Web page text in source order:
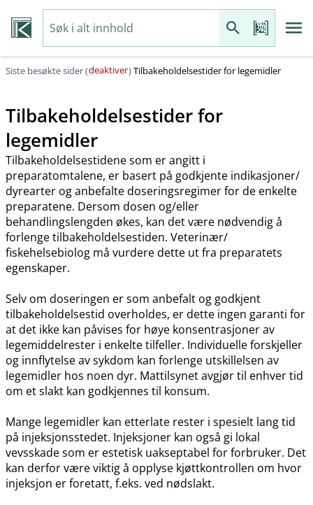
Siste besøkte sider (deaktiver)Tilbakeholdelsestider for legemidler
Tilbakeholdelsestider for
legemidler
Tilbakeholdelsestidene som er angitt i
preparatomtalene, er basert på godkjente indikasjoner​/​
dyrearter og anbefalte doseringsregimer for de enkelte
preparatene. Dersom dosen og​/​eller
behandlingslengden økes, kan det være nødvendig å
forlenge tilbakeholdelsestiden. Veterinær​/​
fiskehelsebiolog må vurdere dette ut fra preparatets
egenskaper.
Selv om doseringen er som anbefalt og godkjent
tilbakeholdelsestid overholdes, er dette ingen garanti for
at det ikke kan påvises for høye konsentrasjoner av
legemiddelrester i enkelte tilfeller. Individuelle forskjeller
og innflytelse av sykdom kan forlenge utskillelsen av
legemidler hos noen dyr. Mattilsynet avgjør til enhver tid
om et slakt kan godkjennes til konsum.
Mange legemidler kan etterlate rester i spesielt lang tid
på injeksjonsstedet. Injeksjoner kan også gi lokal
vevsskade som er estetisk uakseptabel for forbruker. Det
kan derfor være viktig å opplyse kjøttkontrollen om hvor
injeksjon er foretatt, f.eks. ved nødslakt.